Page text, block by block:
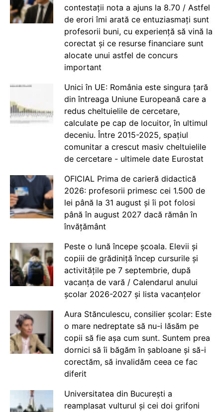
contestații nota a ajuns la 8.70 / Astfel
de erori îmi arată ce entuziasmați sunt
profesorii buni, cu experiență să vină la
corectat și ce resurse financiare sunt
alocate unui astfel de concurs
important
Unici în UE: România este singura țară
din întreaga Uniune Europeană care a
redus cheltuielile de cercetare,
calculate pe cap de locuitor, în ultimul
deceniu. Între 2015-2025, spațiul
comunitar a crescut masiv cheltuielile
de cercetare - ultimele date Eurostat
OFICIAL Prima de carieră didactică
2026: profesorii primesc cei 1.500 de
lei până la 31 august și îi pot folosi
până în august 2027 dacă rămân în
învățământ
Peste o lună începe școala. Elevii și
copiii de grădiniță încep cursurile și
activitățile pe 7 septembrie, după
vacanța de vară / Calendarul anului
școlar 2026-2027 și lista vacanțelor
Aura Stănculescu, consilier școlar: Este
o mare nedreptate să nu-i lăsăm pe
copii să fie așa cum sunt. Suntem prea
dornici să îi băgăm în șabloane și să-i
corectăm, să invalidăm ceea ce fac
diferit
Universitatea din București a
reamplasat vulturul și cei doi grifoni